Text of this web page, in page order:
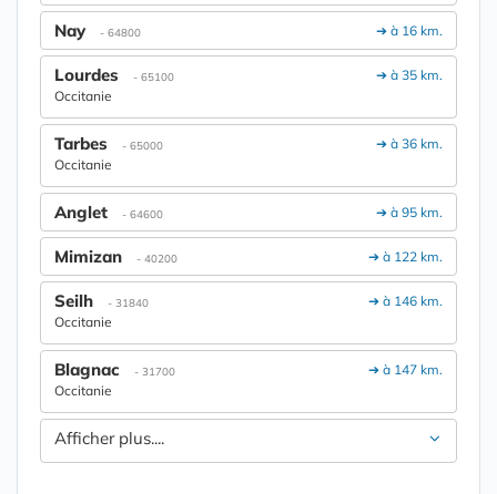
➔ à 16 km.
Nay - 64800
➔ à 35 km.
Lourdes - 65100
Occitanie
➔ à 36 km.
Tarbes - 65000
Occitanie
➔ à 95 km.
Anglet - 64600
➔ à 122 km.
Mimizan - 40200
➔ à 146 km.
Seilh - 31840
Occitanie
➔ à 147 km.
Blagnac - 31700
Occitanie
Afficher plus....